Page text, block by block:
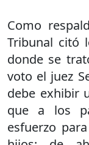
Como
Tribunal citó
donde se
voto el juez
debe exhibir
que a los
esfuerzo